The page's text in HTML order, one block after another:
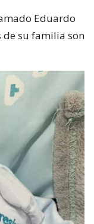
Eduardo
de su familia son